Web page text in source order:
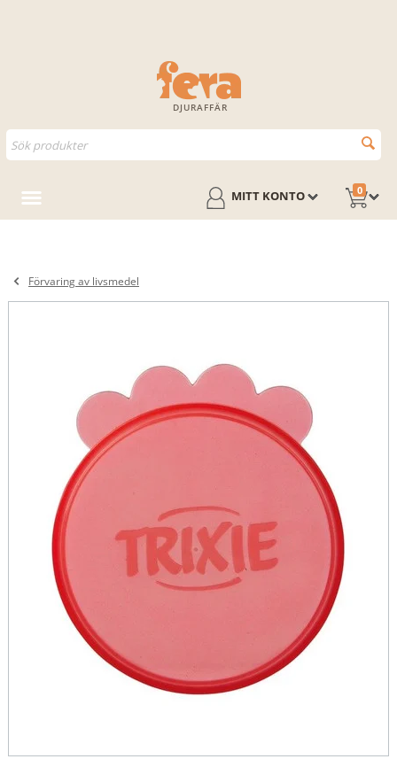
DJURAFFÄR
0
MITT KONTO
Förvaring av livsmedel